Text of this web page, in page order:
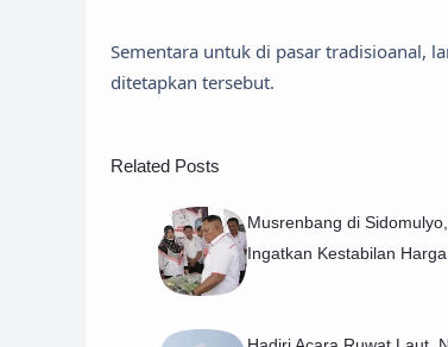
Sementara untuk di pasar tradisioanal,
ditetapkan tersebut.
Related Posts
Musrenbang di
Ingatkan Kestabilan